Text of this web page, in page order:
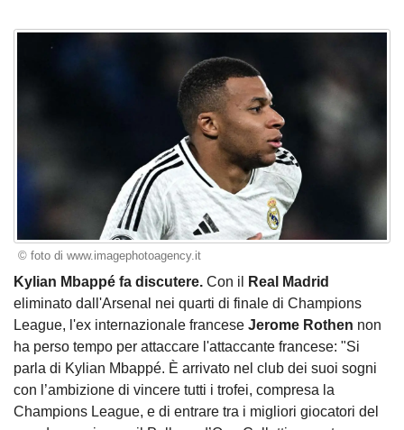
© foto di www.imagephotoagency.it
Kylian Mbappé fa discutere. Con il
Real Madrid
eliminato dall'Arsenal nei quarti di finale di Champions
League, l'ex internazionale francese Jerome Rothen non
ha perso tempo per attaccare l'attaccante francese: "Si
parla di Kylian Mbappé. È arrivato nel club dei suoi sogni
con l’ambizione di vincere tutti i trofei, compresa la
Champions League, e di entrare tra i migliori giocatori del